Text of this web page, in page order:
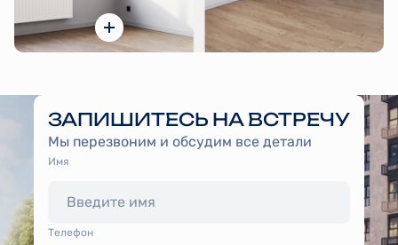
ЗАПИШИТЕСЬ НА ВСТРЕЧУ
Мы перезвоним и обсудим все детали
Имя
Tелефон